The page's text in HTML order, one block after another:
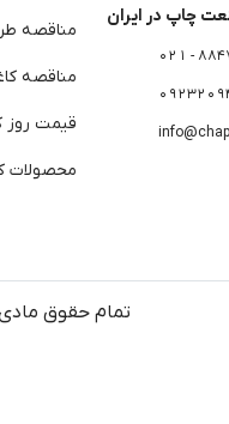
چاپ در ایران
مناقصه
مناقصه
قیمت روز
محصولات
تمام حقوق